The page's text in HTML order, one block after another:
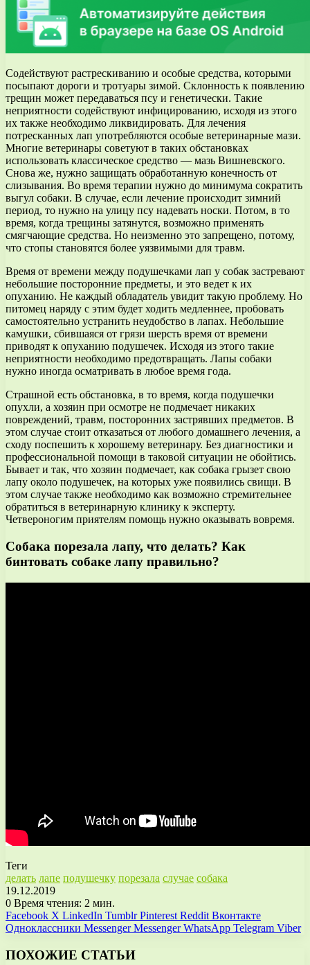
Содействуют растрескиванию и особые средства, которыми
посыпают дороги и тротуары зимой. Склонность к появлению
трещин может передаваться псу и генетически. Такие
неприятности содействуют инфицированию, исходя из этого
их также необходимо ликвидировать. Для лечения
потресканных лап употребляются особые ветеринарные мази.
Многие ветеринары советуют в таких обстановках
использовать классическое средство — мазь Вишневского.
Снова же, нужно защищать обработанную конечность от
слизывания. Во время терапии нужно до минимума сократить
выгул собаки. В случае, если лечение происходит зимний
период, то нужно на улицу псу надевать носки. Потом, в то
время, когда трещины затянутся, возможно применять
смягчающие средства. Но неизменно это запрещено, потому,
что стопы становятся более уязвимыми для травм.
Время от времени между подушечками лап у собак застревают
небольшие посторонние предметы, и это ведет к их
опуханию. Не каждый обладатель увидит такую проблему. Но
питомец наряду с этим будет ходить медленнее, пробовать
самостоятельно устранить неудобство в лапах. Небольшие
камушки, сбившаяся от грязи шерсть время от времени
приводят к опуханию подушечек. Исходя из этого такие
неприятности необходимо предотвращать. Лапы собаки
нужно иногда осматривать в любое время года.
Страшной есть обстановка, в то время, когда подушечки
опухли, а хозяин при осмотре не подмечает никаких
повреждений, травм, посторонних застрявших предметов. В
этом случае стоит отказаться от любого домашнего лечения, а
сходу поспешить к хорошему ветеринару. Без диагностики и
профессиональной помощи в таковой ситуации не обойтись.
Бывает и так, что хозяин подмечает, как собака грызет свою
лапу около подушечек, на которых уже появились свищи. В
этом случае также необходимо как возможно стремительнее
обратиться в ветеринарную клинику к эксперту.
Четвероногим приятелям помощь нужно оказывать вовремя.
Собака порезала лапу, что делать? Как
бинтовать собаке лапу правильно?
Теги
делать лапе подушечку порезала случае собака
19.12.2019
0 Время чтения: 2 мин.
Facebook X LinkedIn Tumblr Pinterest Reddit Вконтакте
Одноклассники Messenger Messenger WhatsApp Telegram Viber
ПОХОЖИЕ СТАТЬИ